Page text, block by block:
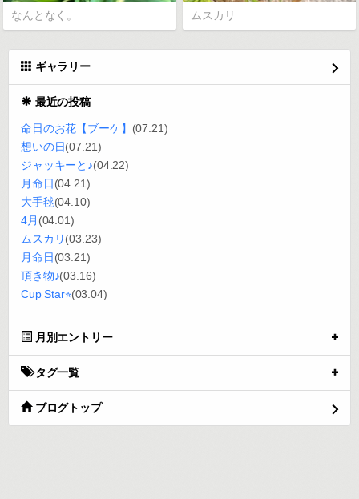
なんとなく。 ムスカリ
ギャラリー
最近の投稿
命日のお花【ブーケ】 (07.21)
想いの日(07.21)
ジャッキーと♪(04.22)
月命日(04.21)
大手毬(04.10)
4月 (04.01)
ムスカリ(03.23)
月命日(03.21)
頂き物♪(03.16)
Cup Star⭐︎(03.04)
月別エントリー
タグ一覧
ブログトップ